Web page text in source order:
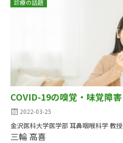
診療の話題
COVID-19の嗅覚・味覚障害
2022-03-25
金沢医科大学医学部 耳鼻咽喉科学 教授
三輪 高喜